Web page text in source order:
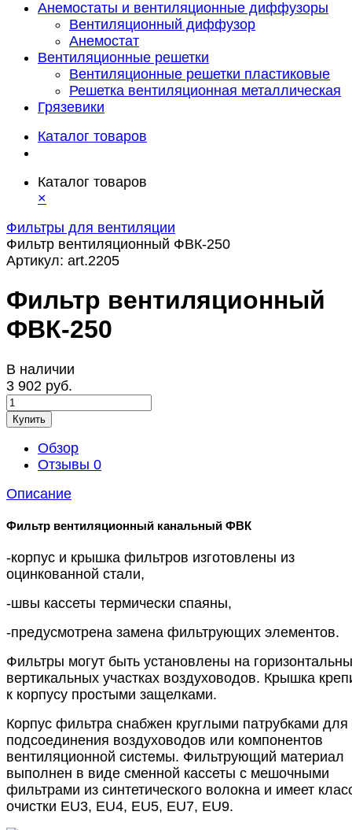
Анемостаты и вентиляционные диффузоры
Вентиляционный диффузор
Анемостат
Вентиляционные решетки
Вентиляционные решетки пластиковые
Решетка вентиляционная металлическая
Грязевики
Каталог товаров
Каталог товаров
×
Фильтры для вентиляции
Фильтр вентиляционный ФВК-250
Артикул: art.2205
Фильтр вентиляционный
ФВК-250
В наличии
3 902 руб.
Купить
Обзор
Отзывы 0
Описание
Фильтр вентиляционный канальный ФВК
-корпус и крышка фильтров изготовлены из
оцинкованной стали,
-швы кассеты термически спаяны,
-предусмотрена замена фильтрующих элементов.
Фильтры могут быть установлены на
вертикальных участках воздуховодов. Крышка
к корпусу простыми защелками.
Корпус фильтра снабжен круглыми патрубками для
подсоединения воздуховодов или компонентов
вентиляционной системы. Фильтрующий материал
выполнен в виде сменной кассеты с мешочными
фильтрами из синтетического волокна и имеет
очистки EU3, EU4, EU5, EU7, EU9.